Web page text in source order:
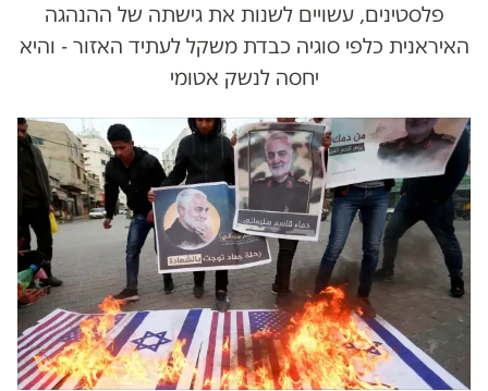
פלסטינים, עשויים לשנות את גישתה של ההנהגה
האיראנית כלפי סוגיה כבדת משקל לעתיד האזור - והיא
יחסה לנשק אטומי